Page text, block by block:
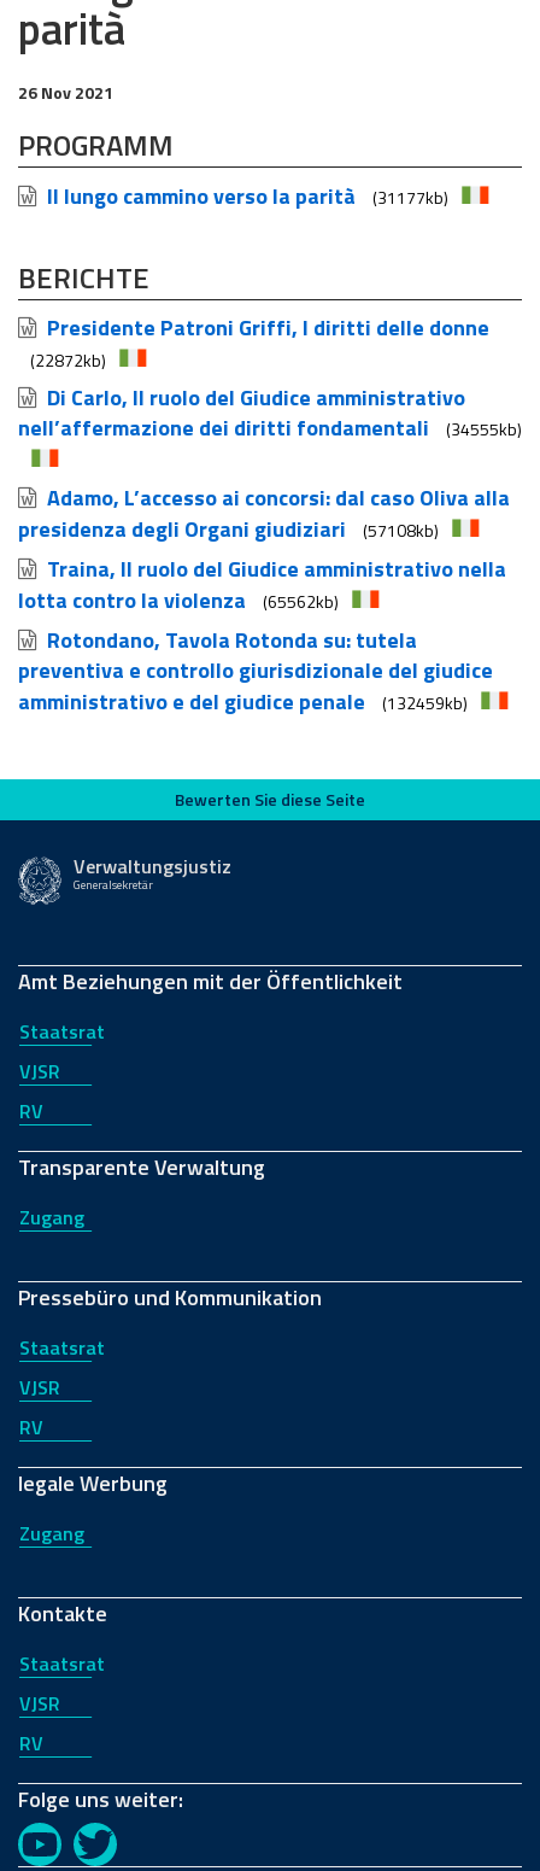
parità
26 Nov 2021
PROGRAMM
Il lungo cammino verso la parità (31177kb)
BERICHTE
Presidente Patroni Griffi, I diritti delle donne
(22872kb)
Di Carlo, Il ruolo del Giudice amministrativo
nell’affermazione dei diritti fondamentali
(34555kb)
Adamo, L’accesso ai concorsi: dal caso Oliva alla
presidenza degli Organi giudiziari
(57108kb)
Traina, Il ruolo del Giudice amministrativo nella
lotta contro la violenza
(65562kb)
Rotondano, Tavola Rotonda su: tutela
preventiva e controllo giurisdizionale del giudice
amministrativo e del giudice penale
(132459kb)
Bewerten Sie diese Seite
Bewerten Sie diese Seite
Verwaltungsjustiz
Generalsekretär
Amt Beziehungen mit der Öffentlichkeit
Staatsrat
VJSR
RV
Transparente Verwaltung
Zugang
Pressebüro und Kommunikation
Staatsrat
VJSR
RV
legale Werbung
Zugang
Kontakte
Staatsrat
VJSR
RV
Folge uns weiter:
YouTubeTwitter